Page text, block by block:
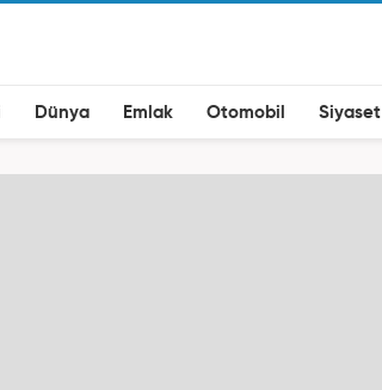
Dünya Emlak Otomobil Siyaset